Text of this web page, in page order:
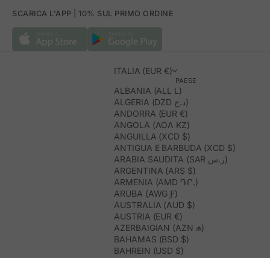
SCARICA L'APP | 10% SUL PRIMO ORDINE
ITALIA (EUR €)
PAESE
ALBANIA (ALL L)
ALGERIA (DZD د.ج)
ANDORRA (EUR €)
ANGOLA (AOA KZ)
ANGUILLA (XCD $)
ANTIGUA E BARBUDA (XCD $)
ARABIA SAUDITA (SAR ر.س)
ARGENTINA (ARS $)
ARMENIA (AMD ԴՐ.)
ARUBA (AWG Ƒ)
AUSTRALIA (AUD $)
AUSTRIA (EUR €)
AZERBAIGIAN (AZN ₼)
BAHAMAS (BSD $)
BAHREIN (USD $)